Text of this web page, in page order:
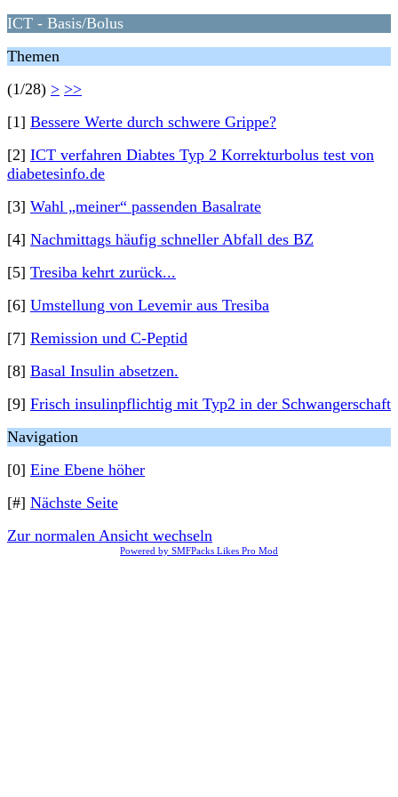
ICT - Basis/Bolus
Themen
(1/28) > >>
[1] Bessere Werte durch schwere Grippe?
[2] ICT verfahren Diabtes Typ 2 Korrekturbolus test von
diabetesinfo.de
[3] Wahl „meiner“ passenden Basalrate
[4] Nachmittags häufig schneller Abfall des BZ
[5] Tresiba kehrt zurück...
[6] Umstellung von Levemir aus Tresiba
[7] Remission und C-Peptid
[8] Basal Insulin absetzen.
[9] Frisch insulinpflichtig mit Typ2 in der Schwangerschaft
Navigation
[0] Eine Ebene höher
[#] Nächste Seite
Zur normalen Ansicht wechseln
Powered by SMFPacks Likes Pro Mod